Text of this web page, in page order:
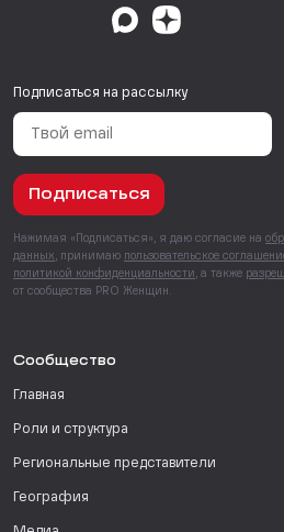
Подписаться на рассылку
Подписаться
Нажимая «Подписаться», я даю согласие на
данных , принимаю пользовательское
политикой конфиденциальности , а также
от сообщества PRO Женщин.
Сообщество
Главная
Роли и структура
Региональные представители
География